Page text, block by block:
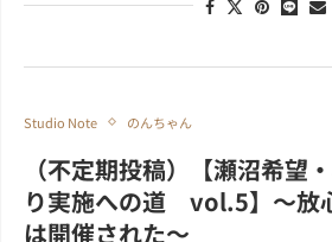
Studio Note のんちゃん
（不定期投稿）【瀬沼希望
り実施への道 vol.5】～放
は開催された～